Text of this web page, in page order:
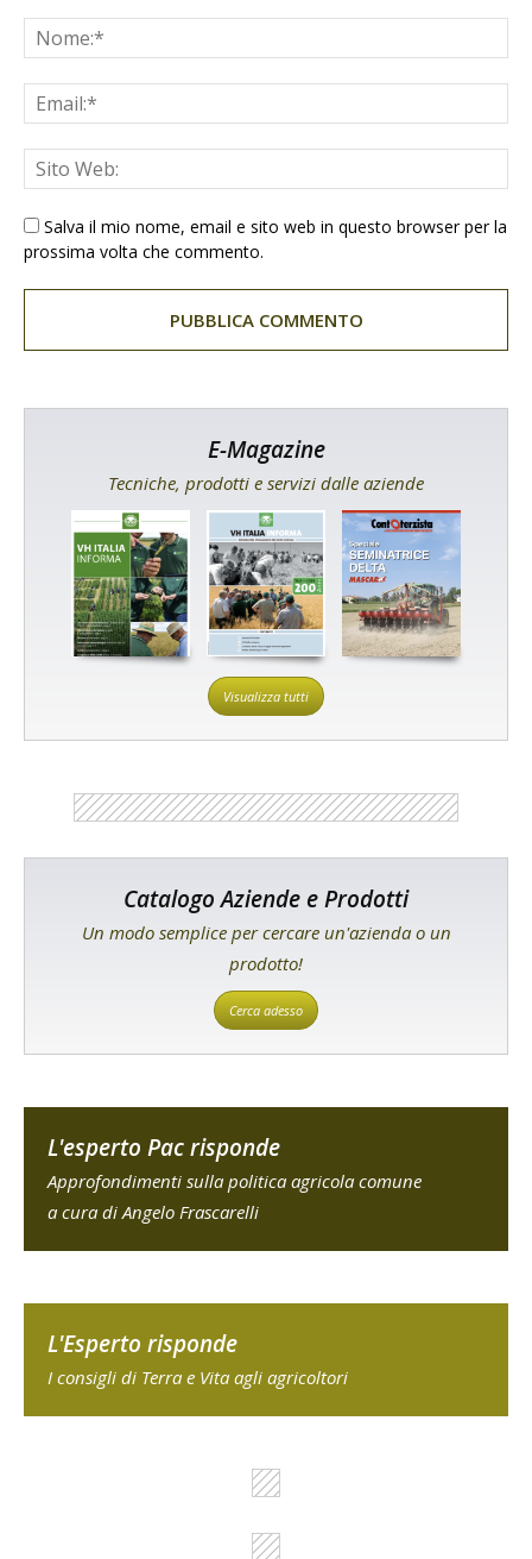
Salva il mio nome, email e sito web in questo browser per la
prossima volta che commento.
E-Magazine
Tecniche, prodotti e servizi dalle aziende
Visualizza tutti
Catalogo Aziende e Prodotti
Un modo semplice per cercare un'azienda o un
prodotto!
Cerca adesso
L'esperto Pac risponde
Approfondimenti sulla politica agricola comune
a cura di Angelo Frascarelli
L'Esperto risponde
I consigli di Terra e Vita agli agricoltori